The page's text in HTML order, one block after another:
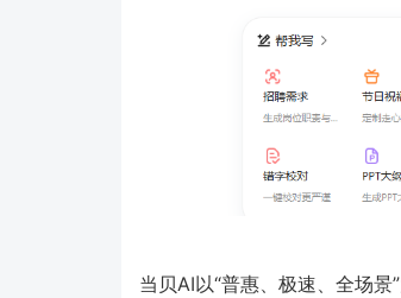
当贝AI以“普惠、极速、全场